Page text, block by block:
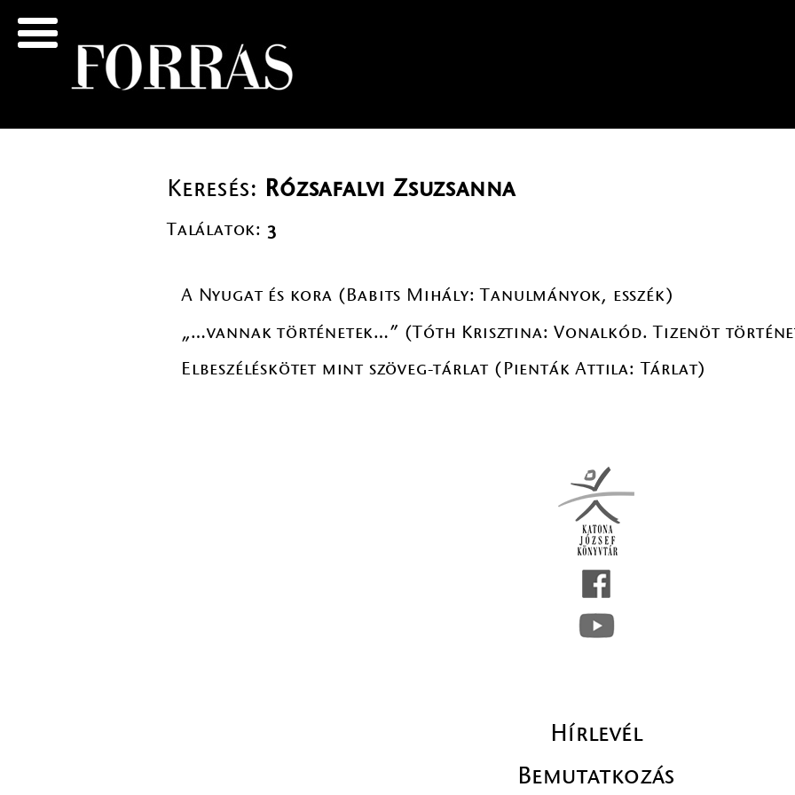
Keresés: Rózsafalvi Zsuzsanna
Találatok: 3
A Nyugat és kora (Babits Mihály: Tanulmányok, esszék)
„…vannak történetek…” (Tóth Krisztina: Vonalkód. Tizenöt
Elbeszéléskötet mint szöveg-tárlat (Pienták Attila: Tárlat)
Hírlevél
Bemutatkozás